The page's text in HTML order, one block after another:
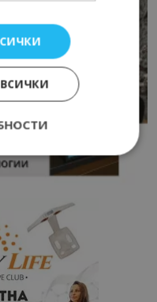
позволяват
уебсайта, като
на
се използва
бисквитки.